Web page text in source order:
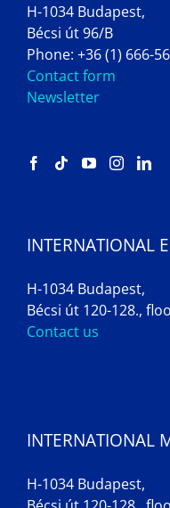
H-1034 Budapest,
Bécsi út 96/B
Phone: +36 (1) 666-
Contact form
Newsletter
INTERNATIONAL
H-1034 Budapest,
Bécsi út 120-128.,
Contact us
INTERNATIONAL
H-1034 Budapest,